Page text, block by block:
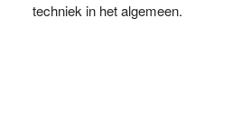
techniek in het algemeen.